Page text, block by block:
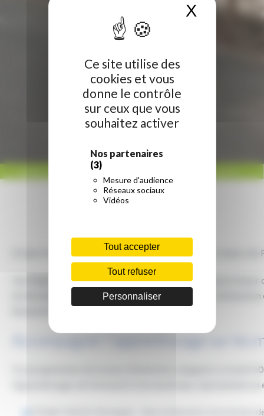
Ce site utilise des
cookies et vous
donne le contrôle
sur ceux que vous
souhaitez activer
Nos partenaires
(3)
Mesure d'audience
Réseaux sociaux
Vidéos
Tout accepter
Tout refuser
Personnaliser
X
RÉGION HAUTS-DE-FRANCE
À Saint-Martin-Boulogne et à Hénin-Beaumont, les Hauts-
Une Région de formation qui conforte sa dynamique en
de développement. Ils soutiennent ainsi les travaux
Accompagner l’apprentissage sur les
Ces programmes de travaux d’extension, inaugurés ce
l’apprentissage, de l’artisanat et du numérique, représentent
À Saint-Martin-Boulogne : deux extensions successives